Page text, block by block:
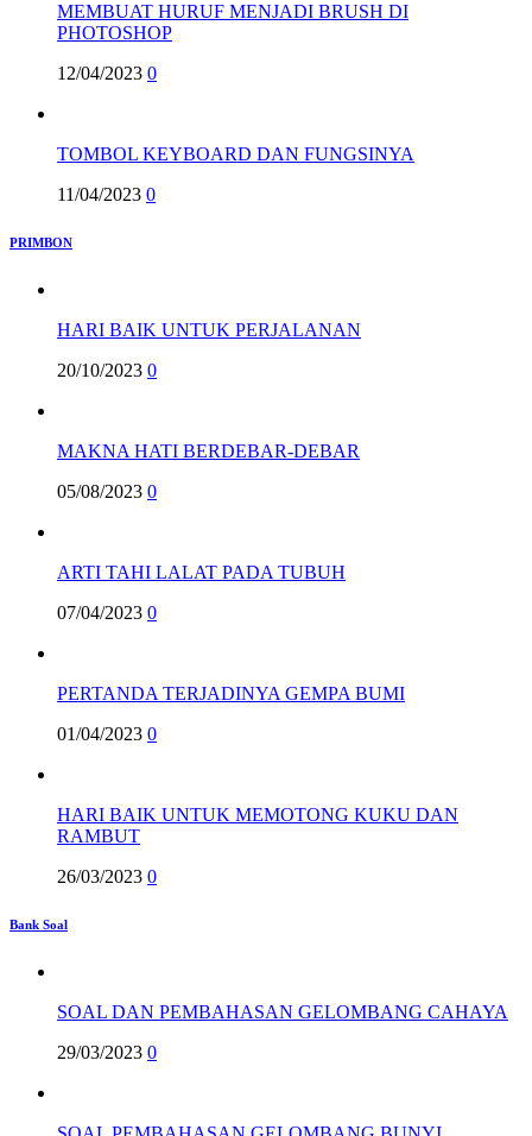
MEMBUAT HURUF MENJADI BRUSH DI
PHOTOSHOP
12/04/2023 0
TOMBOL KEYBOARD DAN FUNGSINYA
11/04/2023 0
PRIMBON
HARI BAIK UNTUK PERJALANAN
20/10/2023 0
MAKNA HATI BERDEBAR-DEBAR
05/08/2023 0
ARTI TAHI LALAT PADA TUBUH
07/04/2023 0
PERTANDA TERJADINYA GEMPA BUMI
01/04/2023 0
HARI BAIK UNTUK MEMOTONG KUKU DAN
RAMBUT
26/03/2023 0
Bank Soal
SOAL DAN PEMBAHASAN GELOMBANG CAHAYA
29/03/2023 0